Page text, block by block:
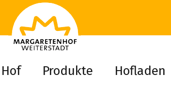
Produkte Hofladen